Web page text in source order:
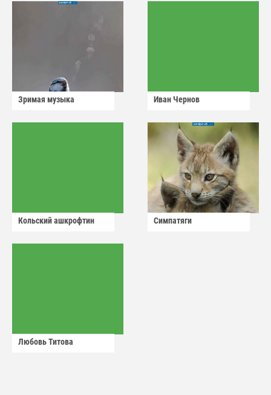
Зримая музыка Иван Чернов
Кольский ашкрофтин Симпатяги
Любовь Титова